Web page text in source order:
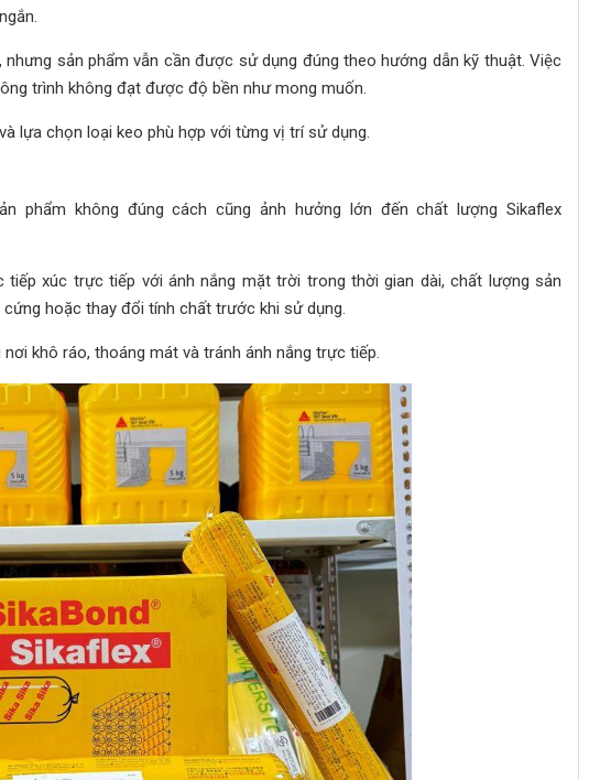
sản phẩm vẫn cần được sử dụng đúng theo hướng dẫn kỹ thuật. Việc
trình không đạt được độ bền như mong muốn.
lựa chọn loại keo phù hợp với từng vị trí sử dụng.
phẩm không đúng cách cũng ảnh hưởng lớn đến chất lượng Sikaflex
xúc trực tiếp với ánh nắng mặt trời trong thời gian dài, chất lượng sản
hoặc thay đổi tính chất trước khi sử dụng.
khô ráo, thoáng mát và tránh ánh nắng trực tiếp.